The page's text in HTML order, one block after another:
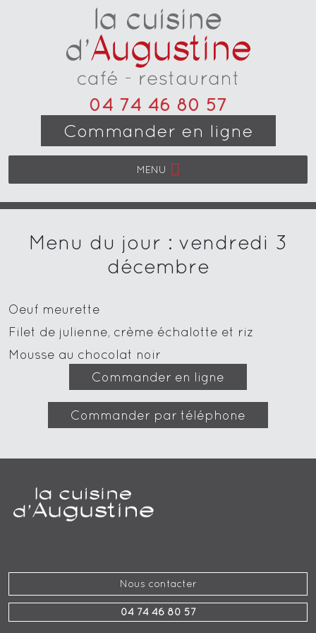
04 74 46 80 57
Commander en ligne
MENU
Menu du jour : vendredi 3
décembre
Oeuf meurette
Filet de julienne, crème échalotte et riz
Mousse au chocolat noir
Commander en ligne
Commander par téléphone
Nous contacter
04 74 46 80 57